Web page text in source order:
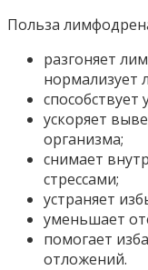
Польза
разгоняет
нормализует
ускоряет
организма;
снимает
стрессами;
устраняет
уменьшает
помогает
отложений.